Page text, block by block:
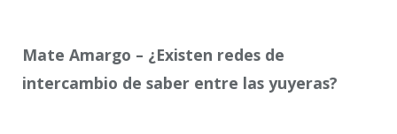
Mate Amargo – ¿Existen redes de
intercambio de saber entre las yuyeras?